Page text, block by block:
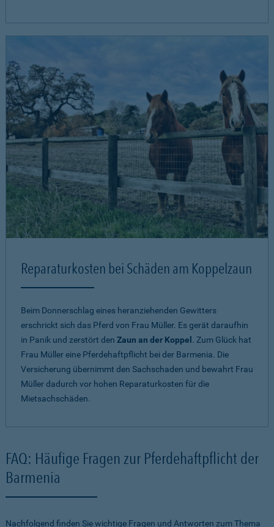
Reparaturkosten bei Schäden am Koppelzaun
Beim Donnerschlag eines heranziehenden Gewitters
erschrickt sich das Pferd von Frau Müller. Es gerät daraufhin
in Panik und zerstört den Zaun an der Koppel . Zum Glück hat
Frau Müller eine Pferdehaftpflicht bei der Barmenia. Die
Versicherung übernimmt den Sachschaden und bewahrt Frau
Müller dadurch vor hohen Reparaturkosten für die
Mietsachschäden.
FAQ: Häufige Fragen zur Pferdehaftpflicht der
Barmenia
Nachfolgend finden Sie wichtige Fragen und Antworten zum Thema